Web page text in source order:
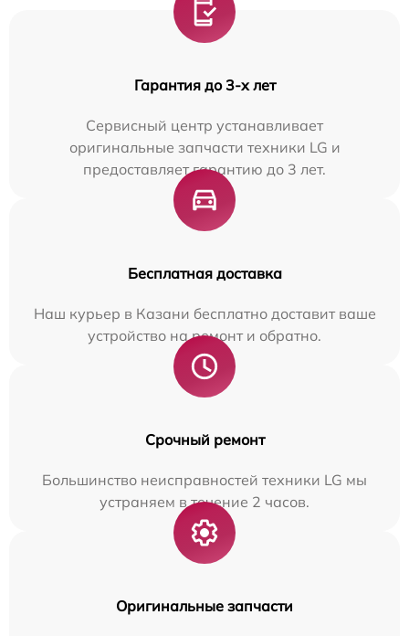
Гарантия до 3-х лет
Сервисный центр устанавливает
оригинальные запчасти техники LG и
предоставляет гарантию до 3 лет.
Бесплатная доставка
Наш курьер в Казани бесплатно доставит ваше
устройство на ремонт и обратно.
Срочный ремонт
Большинство неисправностей техники LG мы
устраняем в течение 2 часов.
Оригинальные запчасти